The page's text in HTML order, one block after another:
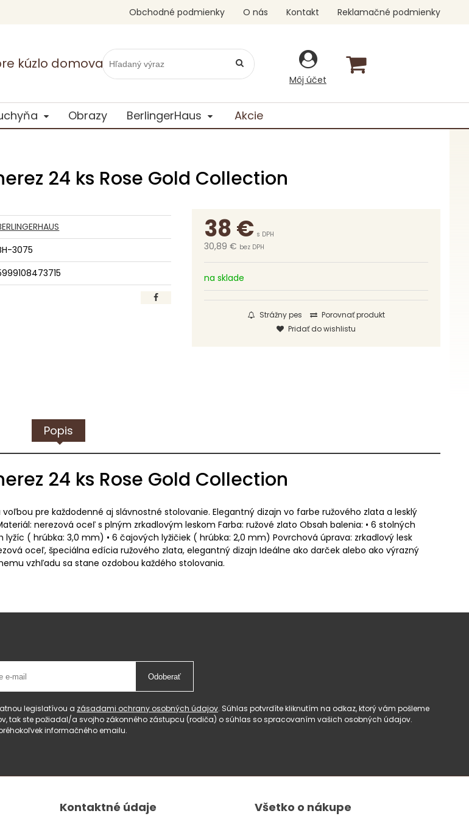
kúzlo domova
Môj účet
Obchodné podmienky O nás Kontakt Reklamačné podmienky
Obrazy BerlingerHaus Akcie
24 ks Rose Gold Collection
38€ s DPH
30,89 € bez DPH
na sklade
Strážny pes
Porovnať produkt
Pridať do wishlistu
3075
Popis
24 ks Rose Gold Collection
pre každodenné aj slávnostné stolovanie. Elegantný dizajn vo farbe ružového zlata a lesklý
nerezová oceľ s plným zrkadlovým leskom Farba: ružové zlato Obsah balenia: • 6 stolných
( hrúbka: 3,0 mm) • 6 čajových lyžičiek ( hrúbka: 2,0 mm) Povrchová úprava: zrkadlový lesk
oceľ, špeciálna edícia ružového zlata, elegantný dizajn Ideálne ako darček alebo ako výrazný
vzhľadu sa stane ozdobou každého stolovania.
Odoberať
legislatívou a zásadami ochrany osobných údajov. Súhlas potvrdíte kliknutím na odkaz, ktorý vám pošleme
tak ste požiadal/a svojho zákonného zástupcu (rodiča) o súhlas so spracovaním vašich osobných údajov.
informačného emailu.
Kontaktné údaje Všetko o nákupe